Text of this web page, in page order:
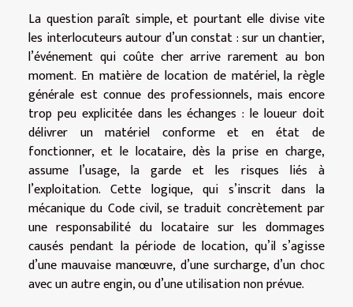
La question paraît simple, et pourtant elle divise vite
les interlocuteurs autour d’un constat : sur un chantier,
l’événement qui coûte cher arrive rarement au bon
moment. En matière de location de matériel, la règle
générale est connue des professionnels, mais encore
trop peu explicitée dans les échanges : le loueur doit
délivrer un matériel conforme et en état de
fonctionner, et le locataire, dès la prise en charge,
assume l’usage, la garde et les risques liés à
l’exploitation. Cette logique, qui s’inscrit dans la
mécanique du Code civil, se traduit concrètement par
une responsabilité du locataire sur les dommages
causés pendant la période de location, qu’il s’agisse
d’une mauvaise manœuvre, d’une surcharge, d’un choc
avec un autre engin, ou d’une utilisation non prévue.